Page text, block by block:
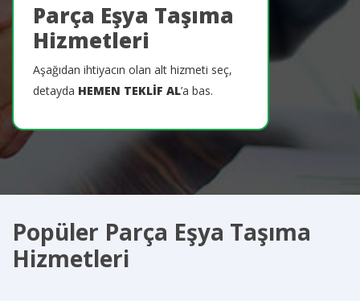
Parça Eşya Taşıma
Hizmetleri
Aşağıdan ihtiyacın olan alt hizmeti seç,
detayda HEMEN TEKLİF AL’a bas.
Popüler Parça Eşya Taşıma
Hizmetleri